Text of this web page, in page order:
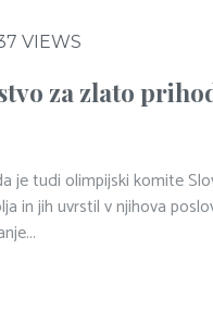
VIEWS
za zlato
je tudi olimpijski komite
in jih uvrstil v njihova